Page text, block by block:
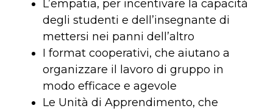
L’empatia, per incentivare la capacità
degli studenti e dell’insegnante di
mettersi nei panni dell’altro
I format cooperativi, che aiutano a
organizzare il lavoro di gruppo in
modo efficace e agevole
Le Unità di Apprendimento, che